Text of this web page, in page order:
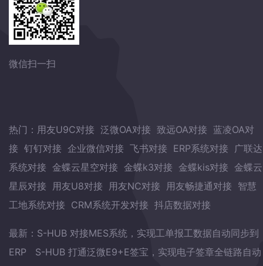
微信扫一扫
热门： 用友U9C对接 泛微OA对接 致远OA对接 蓝凌OA对
接 钉钉对接 企业微信对接 飞书对接 ERP系统对接 广联达
系统对接 金蝶云星空对接 金蝶k3对接 金蝶kis对接 金蝶云
星辰对接 用友U8对接 用友NC对接 用友畅捷通对接 智慧
工地系统对接 CRM系统开发对接 抖店数据对接
最新： S-HUB 对接MES系统，实现工单报工数据自动同步到
ERP
S-HUB 打通泛微E9+E签宝，实现电子签章全链路自动